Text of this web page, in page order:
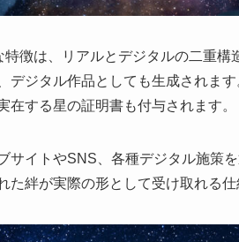
特徴は、リアルとデジタルの二重
デジタル作品としても生成されま
在する星の証明書も付与されます。
サイトやSNS、各種デジタル施策
た絆が実際の形として受け取れる仕